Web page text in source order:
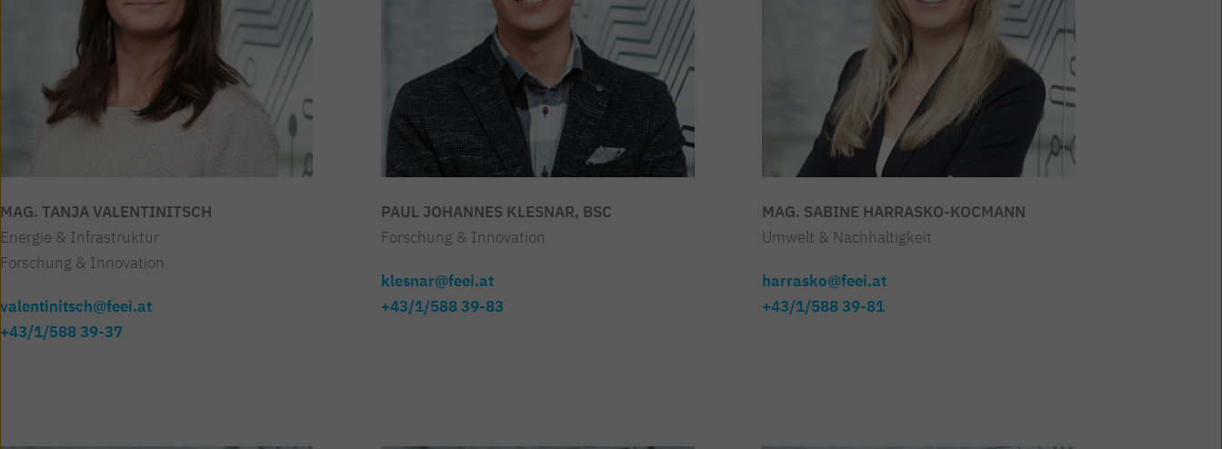
MAG. TANJA VALENTINITSCH
Energie & Infrastruktur
Forschung & Innovation
valentinitsch@feei.at
+43/1/588 39-37
PAUL JOHANNES KLESNAR, BSC
Forschung & Innovation
klesnar@feei.at
+43/1/588 39-83
MAG. SABINE HARRASKO-KOCMANN
Umwelt & Nachhaltigkeit
harrasko@feei.at
+43/1/588 39-81